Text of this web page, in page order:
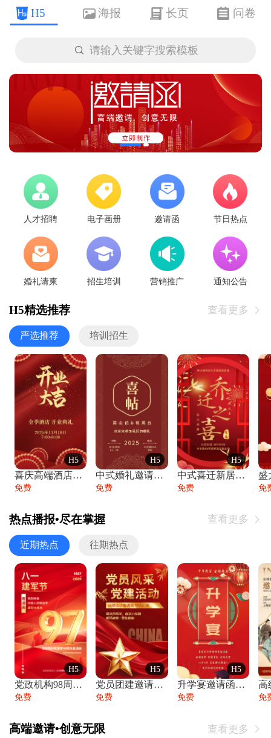
H5 海报 长页 问卷
 请输入关键字搜索模板
人才招聘 电子画册 邀请函 节日热点
婚礼请柬 招生培训 营销推广 通知公告
H5精选推荐 查看更多 
严选推荐 培训招生
H5
喜庆高端酒店开业大吉邀请函
免费
H5
中式婚礼邀请函中国风传统复古婚礼请柬请帖
免费
H5
中式喜迁新居乔迁之喜邀请函宴会请帖
免费 免
热点播报•尽在掌握 查看更多 
近期热点 往期热点
H5
党政机构98周年八一建军节庆祝晚会活动邀
免费
H5
党员团建邀请函党建活动风采党会工作汇报总
免费
H5
升学宴邀请函喜报金榜题名高端谢师宴邀请函
免费 免
高端邀请•创意无限 查看更多 